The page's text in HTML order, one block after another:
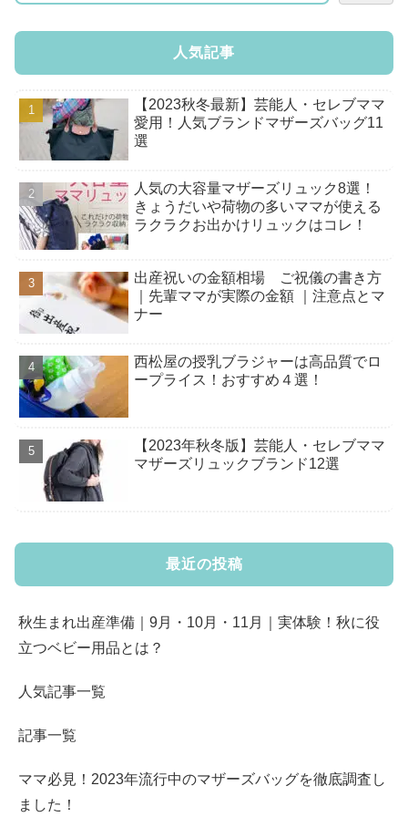
人気記事
【2023秋冬最新】芸能人・セレブママ
愛用！人気ブランドマザーズバッグ11
選
人気の大容量マザーズリュック8選！
きょうだいや荷物の多いママが使える
ラクラクお出かけリュックはコレ！
出産祝いの金額相場 ご祝儀の書き方
｜先輩ママが実際の金額 ｜注意点とマ
ナー
西松屋の授乳ブラジャーは高品質でロ
ープライス！おすすめ４選！
【2023年秋冬版】芸能人・セレブママ
マザーズリュックブランド12選
最近の投稿
秋生まれ出産準備｜9月・10月・11月｜実体験！秋に役
立つベビー用品とは？
人気記事一覧
記事一覧
ママ必見！2023年流行中のマザーズバッグを徹底調査し
ました！